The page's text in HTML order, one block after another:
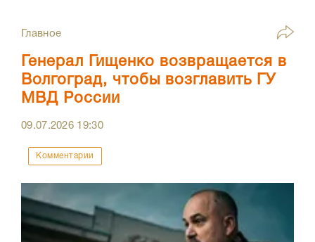
Главное
Генерал Гищенко возвращается в
Волгоград, чтобы возглавить ГУ
МВД России
09.07.2026 19:30
Комментарии